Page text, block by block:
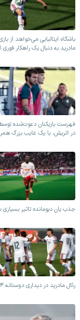
باشگاه ایتالیایی می‌خواهد از
مادرید به دنبال یک راهکار
فهرست بازیکنان دعوت‌شده توسط
در اتریش، با یک غایب بزرگ
جذب یان دیومانده تاثیر
رئال مادرید در دیداری دوستانه ۴-۱ لگانس را شکست داد.